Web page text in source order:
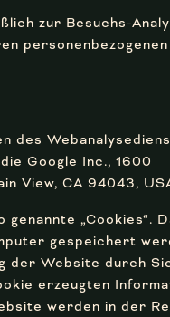
zur Besuchs-
des
Google Inc., 1600
View, CA 94043,
„Cookies“.
gespeichert
der Website durch
erzeugten
werden in der